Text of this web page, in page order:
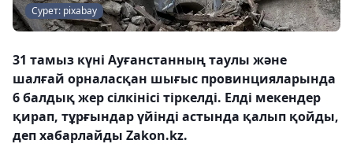
Сурет: pixabay
31 тамыз күні Ауғанстанның таулы және
шалғай орналасқан шығыс провинцияларында
6 балдық жер сілкінісі тіркелді. Елді мекендер
қирап, тұрғындар үйінді астында қалып қойды,
деп хабарлайды Zakon.kz.